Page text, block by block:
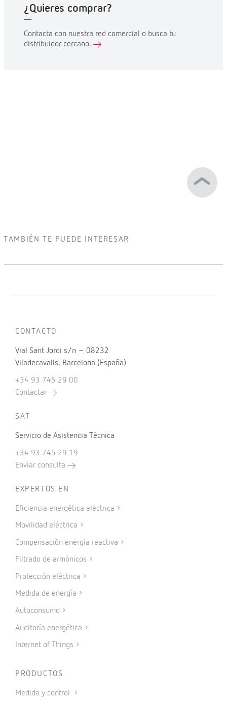
¿Quieres comprar?
Contacta con nuestra red comercial o busca tu
distribuidor cercano.
TAMBIÉN TE PUEDE INTERESAR
CONTACTO
Vial Sant Jordi s/n – 08232
Viladecavalls, Barcelona (España)
+34 93 745 29 00
Contactar
SAT
Servicio de Asistencia Técnica
+34 93 745 29 19
Enviar consulta
EXPERTOS EN
Eficiencia energética eléctrica
Movilidad eléctrica
Compensación energía reactiva
Filtrado de armónicos
Protección eléctrica
Medida de energía
Autoconsumo
Auditoría energética
Internet of Things
PRODUCTOS
Medida y control